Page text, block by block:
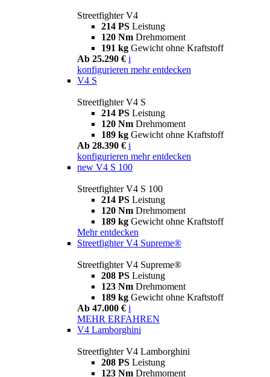
Streetfighter V4
214 PS Leistung
120 Nm Drehmoment
191 kg Gewicht ohne Kraftstoff
Ab 25.290 € i
konfigurieren mehr entdecken
V4 S
Streetfighter V4 S
214 PS Leistung
120 Nm Drehmoment
189 kg Gewicht ohne Kraftstoff
Ab 28.390 € i
konfigurieren mehr entdecken
new V4 S 100
Streetfighter V4 S 100
214 PS Leistung
120 Nm Drehmoment
189 kg Gewicht ohne Kraftstoff
Mehr entdecken
Streetfighter V4 Supreme®
Streetfighter V4 Supreme®
208 PS Leistung
123 Nm Drehmoment
189 kg Gewicht ohne Kraftstoff
Ab 47.000 € i
MEHR ERFAHREN
V4 Lamborghini
Streetfighter V4 Lamborghini
208 PS Leistung
123 Nm Drehmoment